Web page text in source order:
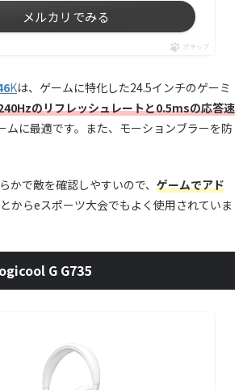
メルカリでみる
ポチップ
Kは、ゲームに特化した24.5インチのゲーミ
のリフレッシュレートと0.5msの応答速
ムに最適です。また、モーションブラーを防
かで敵を確認しやすいので、 ゲームでアド
からeスポーツ大会でもよく使用されていま
G G735